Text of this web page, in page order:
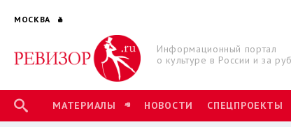
МОСКВА
Информационный портал
о культуре в России и за
МАТЕРИАЛЫ НОВОСТИ СПЕЦПРОЕКТЫ